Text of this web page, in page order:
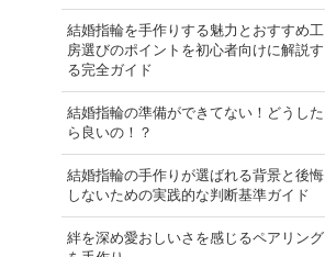
結婚指輪を手作りする魅力とおすすめ工
房選びのポイントを初心者向けに解説す
る完全ガイド
結婚指輪の準備ができてない！どうした
ら良いの！？
結婚指輪の手作りが選ばれる背景と後悔
しないための実践的な判断基準ガイド
絆を深め愛おしいさを感じるペアリング